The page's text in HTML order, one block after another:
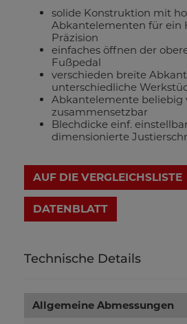
solide Konstruktion mit
Abkantelementen für ein
Präzision
einfaches öffnen der
Fußpedal
verschieden breite
unterschiedliche
Abkantelemente beliebig
zusammensetzbar
Blechdicke einf.
dimensionierte
AUF DIE VERGLEICHSLISTE
DATENBLATT
Technische Details
Allgemeine Abmessungen